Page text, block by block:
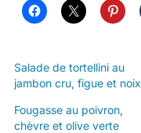
Salade de tortellini au
jambon cru, figue et noix
Fougasse au poivron,
chèvre et olive verte